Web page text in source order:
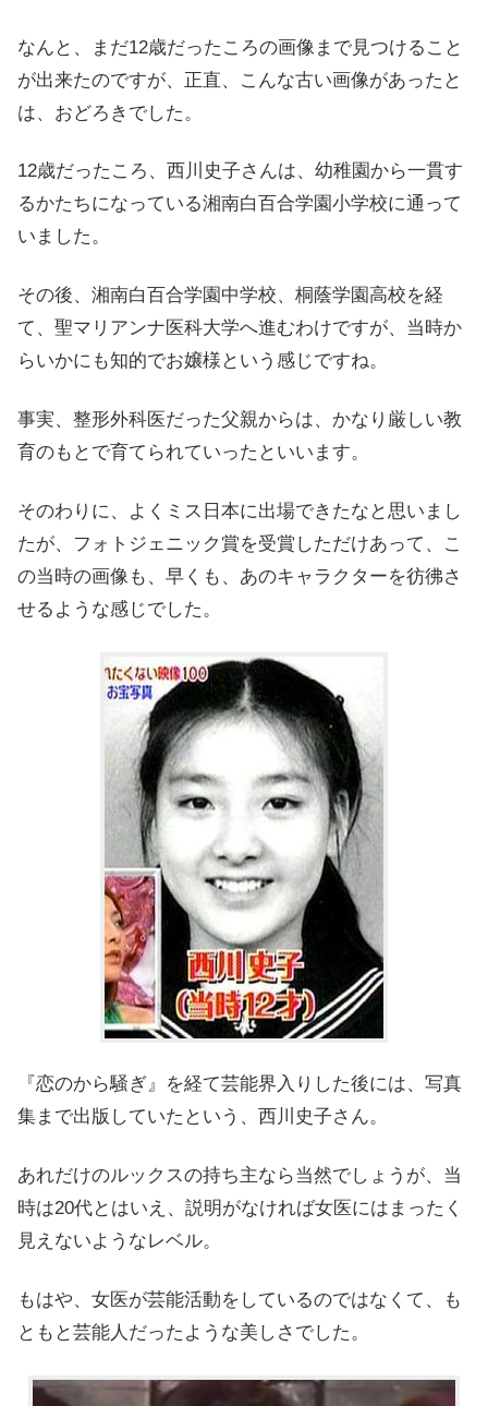
なんと、
まだ12歳だったころの画像まで見つけること
が出来たのですが、正直、こんな古い画像があったと
は、おどろきでした。
12歳だったころ、西川史子さんは、幼稚園から一貫す
るかたちになっている湘南白百合学園小学校に通って
いました。
その後、湘南白百合学園中学校、桐蔭学園高校を経
て、聖マリアンナ医科大学へ進むわけですが、当時か
らいかにも知的でお嬢様という感じですね。
事実、整形外科医だった父親からは、かなり厳しい教
育のもとで育てられていったといいます。
そのわりに、よくミス日本に出場できたなと思いまし
たが、フォトジェニック賞を受賞しただけあって、こ
の当時の画像も、早くも、あのキャラクターを彷彿さ
せるような感じでした。
『恋のから騒ぎ』を経て芸能界入りした後には、写真
集まで出版していたという、西川史子さん。
あれだけのルックスの持ち主なら当然でしょうが、当
時は20代とはいえ、説明がなければ女医にはまったく
見えないようなレベル。
もはや、 女医が芸能活動をしているのではなくて、も
ともと芸能人だったような美しさでした。